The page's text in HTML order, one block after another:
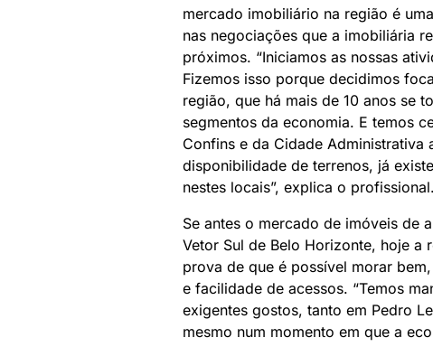
mercado imobiliário na região é
nas negociações que a imobiliária
próximos. “Iniciamos as nossas
Fizemos isso porque decidimos
região, que há mais de 10 anos se
segmentos da economia. E temos
Confins e da Cidade
disponibilidade de terrenos, já
nestes locais”, explica o profissional.
Se antes o mercado de imóveis de
Vetor Sul de Belo Horizonte, hoje a
prova de que é possível morar
e facilidade de acessos. “Temos
exigentes gostos, tanto em Pedro
mesmo num momento em que a